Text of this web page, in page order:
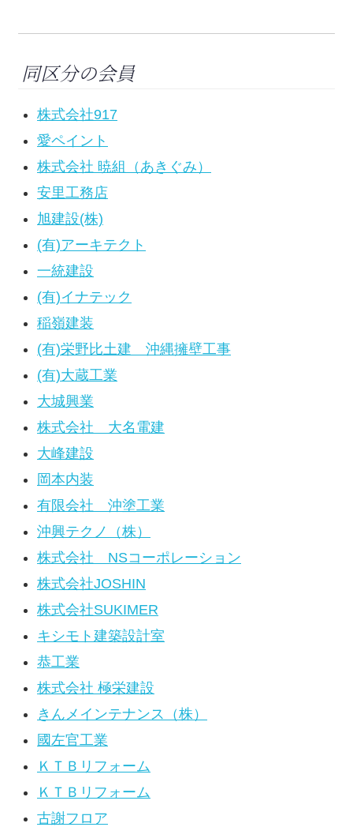
同区分の会員
株式会社917
愛ペイント
株式会社 暁組（あきぐみ）
安里工務店
旭建設(株)
(有)アーキテクト
一統建設
(有)イナテック
稲嶺建装
(有)栄野比土建 沖縄擁壁工事
(有)大蔵工業
大城興業
株式会社 大名電建
大峰建設
岡本内装
有限会社 沖塗工業
沖興テクノ（株）
株式会社 NSコーポレーション
株式会社JOSHIN
株式会社SUKIMER
キシモト建築設計室
恭工業
株式会社 極栄建設
きんメインテナンス（株）
國左官工業
ＫＴＢリフォーム
ＫＴＢリフォーム
古謝フロア